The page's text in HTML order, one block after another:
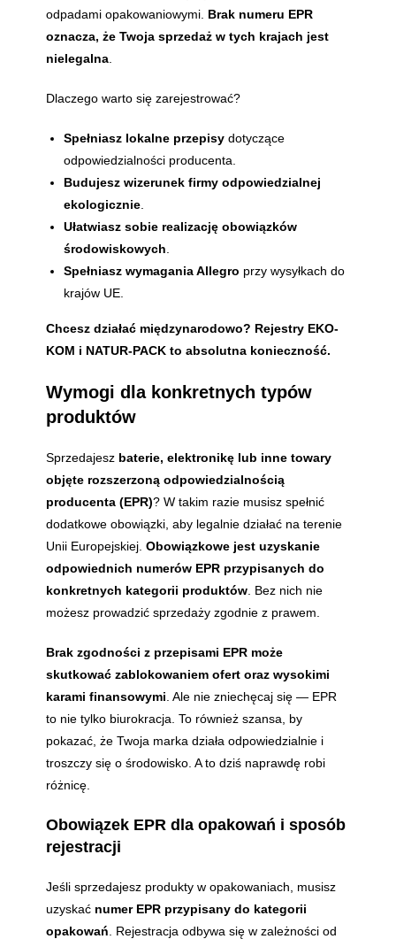
odpadami opakowaniowymi. Brak numeru EPR
oznacza, że Twoja sprzedaż w tych krajach jest
nielegalna
Dlaczego warto się zarejestrować?
Spełniasz lokalne przepisy dotyczące
odpowiedzialności producenta.
Budujesz wizerunek firmy odpowiedzialnej
ekologicznie
Ułatwiasz sobie realizację obowiązków
środowiskowych
Spełniasz wymagania Allegro przy wysyłkach do
krajów UE.
Chcesz działać międzynarodowo? Rejestry EKO-
KOM i NATUR-PACK to absolutna konieczność.
Wymogi dla konkretnych typów
produktów
Sprzedajesz baterie, elektronikę lub inne towary
objęte rozszerzoną odpowiedzialnością
producenta (EPR)? W takim razie musisz spełnić
dodatkowe obowiązki, aby legalnie działać na terenie
Unii Europejskiej.Obowiązkowe jest uzyskanie
odpowiednich numerów EPR przypisanych do
konkretnych kategorii produktów . Bez nich nie
możesz prowadzić sprzedaży zgodnie z prawem.
Brak zgodności z przepisami EPR może
skutkować zablokowaniem ofert oraz wysokimi
karami finansowymi . Ale nie zniechęcaj się — EPR
to nie tylko biurokracja. To również szansa, by
pokazać, że Twoja marka działa odpowiedzialnie i
troszczy się o środowisko. A to dziś naprawdę robi
różnicę.
Obowiązek EPR dla opakowań i sposób
rejestracji
Jeśli sprzedajesz produkty w opakowaniach, musisz
uzyskać numer EPR przypisany do kategorii
opakowań . Rejestracja odbywa się w zależności od